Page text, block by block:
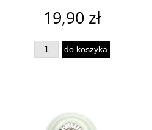
19,90 zł
do koszyka